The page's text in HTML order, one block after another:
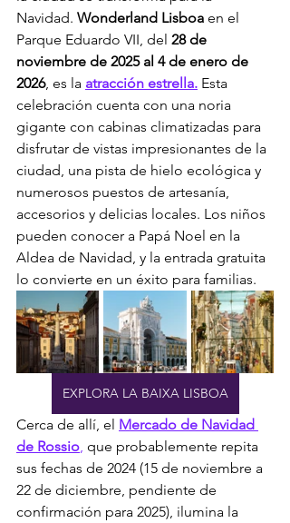
Navidad. Wonderland Lisboa en el
Parque Eduardo VII, del 28 de
noviembre de 2025 al 4 de enero de
2026, es la atracción estrella. Esta
celebración cuenta con una noria
gigante con cabinas climatizadas para
disfrutar de vistas impresionantes de la
ciudad, una pista de hielo ecológica y
numerosos puestos de artesanía,
accesorios y delicias locales. Los niños
pueden conocer a Papá Noel en la
Aldea de Navidad, y la entrada gratuita
lo convierte en un éxito para familias.
EXPLORA LA BAIXA LISBOA
Cerca de allí, el Mercado de Navidad
de Rossio que probablemente repita
sus fechas de 2024 (15 de noviembre a
22 de diciembre, pendiente de
confirmación para 2025), ilumina la